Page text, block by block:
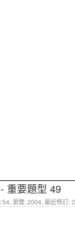
重要題型 49
瀏覽: 2004, 最近修訂: